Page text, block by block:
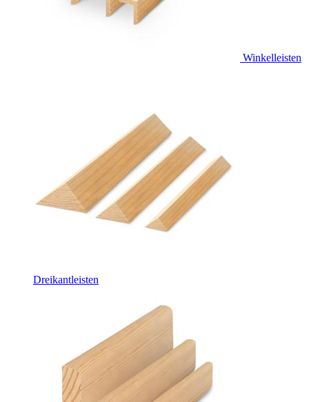
Winkelleisten
Dreikantleisten